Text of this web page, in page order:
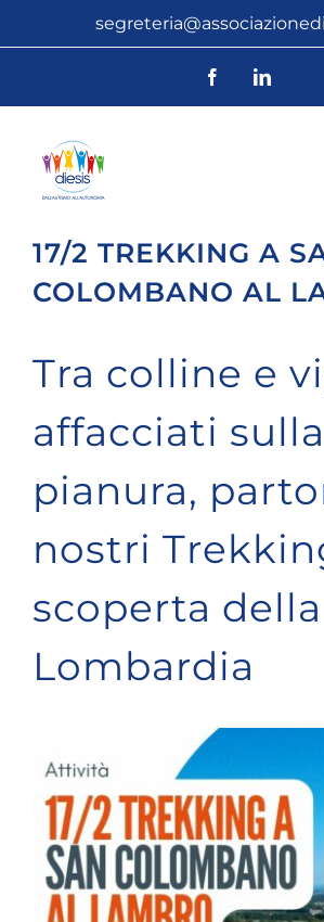
FacebookLinkedIn
17/2 TREKKING A
COLOMBANO AL
Tra colline e
affacciati sulla
pianura,
nostri
scoperta della
Lombardia